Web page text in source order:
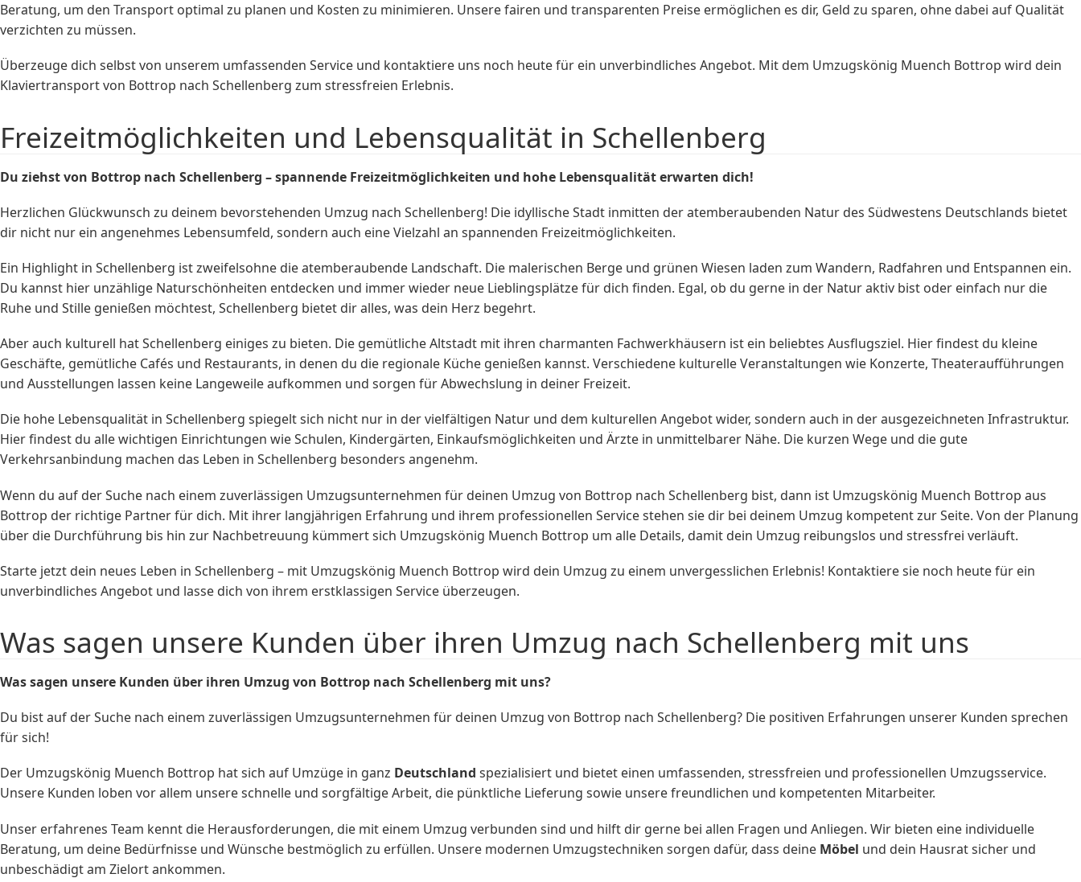
Beratung, um den Transport optimal zu planen und Kosten zu minimieren. Unsere fairen und transparenten Preise ermöglichen es dir, Geld zu sparen, ohne dabei auf Qualität
verzichten zu müssen.
Überzeuge dich selbst von unserem umfassenden Service und kontaktiere uns noch heute für ein unverbindliches Angebot. Mit dem Umzugskönig Muench Bottrop wird dein
Klaviertransport von Bottrop nach Schellenberg zum stressfreien Erlebnis.
Freizeitmöglichkeiten und Lebensqualität in Schellenberg
Du ziehst von Bottrop nach Schellenberg – spannende Freizeitmöglichkeiten und hohe Lebensqualität erwarten dich!
Herzlichen Glückwunsch zu deinem bevorstehenden Umzug nach Schellenberg! Die idyllische Stadt inmitten der atemberaubenden Natur des Südwestens Deutschlands bietet
dir nicht nur ein angenehmes Lebensumfeld, sondern auch eine Vielzahl an spannenden Freizeitmöglichkeiten.
Ein Highlight in Schellenberg ist zweifelsohne die atemberaubende Landschaft. Die malerischen Berge und grünen Wiesen laden zum Wandern, Radfahren und Entspannen ein.
Du kannst hier unzählige Naturschönheiten entdecken und immer wieder neue Lieblingsplätze für dich finden. Egal, ob du gerne in der Natur aktiv bist oder einfach nur die
Ruhe und Stille genießen möchtest, Schellenberg bietet dir alles, was dein Herz begehrt.
Aber auch kulturell hat Schellenberg einiges zu bieten. Die gemütliche Altstadt mit ihren charmanten Fachwerkhäusern ist ein beliebtes Ausflugsziel. Hier findest du kleine
Geschäfte, gemütliche Cafés und Restaurants, in denen du die regionale Küche genießen kannst. Verschiedene kulturelle Veranstaltungen wie Konzerte, Theateraufführungen
und Ausstellungen lassen keine Langeweile aufkommen und sorgen für Abwechslung in deiner Freizeit.
Die hohe Lebensqualität in Schellenberg spiegelt sich nicht nur in der vielfältigen Natur und dem kulturellen Angebot wider, sondern auch in der ausgezeichneten Infrastruktur.
Hier findest du alle wichtigen Einrichtungen wie Schulen, Kindergärten, Einkaufsmöglichkeiten und Ärzte in unmittelbarer Nähe. Die kurzen Wege und die gute
Verkehrsanbindung machen das Leben in Schellenberg besonders angenehm.
Wenn du auf der Suche nach einem zuverlässigen Umzugsunternehmen für deinen Umzug von Bottrop nach Schellenberg bist, dann ist Umzugskönig Muench Bottrop aus
Bottrop der richtige Partner für dich. Mit ihrer langjährigen Erfahrung und ihrem professionellen Service stehen sie dir bei deinem Umzug kompetent zur Seite. Von der Planung
über die Durchführung bis hin zur Nachbetreuung kümmert sich Umzugskönig Muench Bottrop um alle Details, damit dein Umzug reibungslos und stressfrei verläuft.
Starte jetzt dein neues Leben in Schellenberg – mit Umzugskönig Muench Bottrop wird dein Umzug zu einem unvergesslichen Erlebnis! Kontaktiere sie noch heute für ein
unverbindliches Angebot und lasse dich von ihrem erstklassigen Service überzeugen.
Was sagen unsere Kunden über ihren Umzug nach Schellenberg mit uns
Was sagen unsere Kunden über ihren Umzug von Bottrop nach Schellenberg mit uns?
Du bist auf der Suche nach einem zuverlässigen Umzugsunternehmen für deinen Umzug von Bottrop nach Schellenberg? Die positiven Erfahrungen unserer Kunden sprechen
für sich!
Der Umzugskönig Muench Bottrop hat sich auf Umzüge in ganz Deutschland spezialisiert und bietet einen umfassenden, stressfreien und professionellen Umzugsservice.
Unsere Kunden loben vor allem unsere schnelle und sorgfältige Arbeit, die pünktliche Lieferung sowie unsere freundlichen und kompetenten Mitarbeiter.
Unser erfahrenes Team kennt die Herausforderungen, die mit einem Umzug verbunden sind und hilft dir gerne bei allen Fragen und Anliegen. Wir bieten eine individuelle
Beratung, um deine Bedürfnisse und Wünsche bestmöglich zu erfüllen. Unsere modernen Umzugstechniken sorgen dafür, dass deine Möbel und dein Hausrat sicher und
unbeschädigt am Zielort ankommen.